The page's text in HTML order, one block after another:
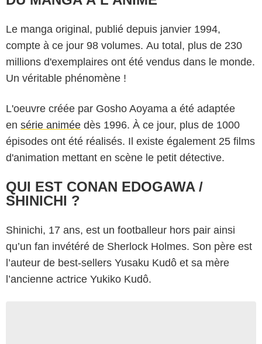
Le manga original, publié depuis janvier 1994,
compte à ce jour 98 volumes. Au total, plus de 230
millions d'exemplaires ont été vendus dans le monde.
Un véritable phénomène !
L'oeuvre créée par Gosho Aoyama a été adaptée
en série animée dès 1996. À ce jour, plus de 1000
épisodes ont été réalisés. Il existe également 25 films
d'animation mettant en scène le petit détective.
QUI EST CONAN EDOGAWA /
SHINICHI ?
Shinichi, 17 ans, est un footballeur hors pair ainsi
qu’un fan invétéré de Sherlock Holmes. Son père est
l’auteur de best-sellers Yusaku Kudô et sa mère
l’ancienne actrice Yukiko Kudô.